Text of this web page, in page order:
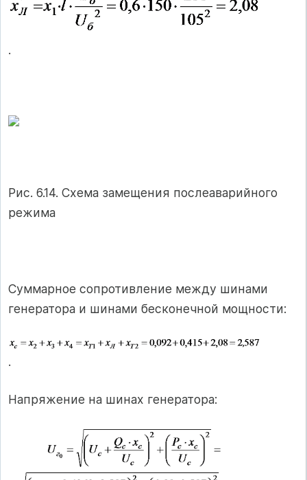
.
Рис. 6.14. Схема замещения послеаварийного
режима
Суммарное сопротивление между шинами
генератора и шинами бесконечной мощности:
.
Напряжение на шинах генератора: